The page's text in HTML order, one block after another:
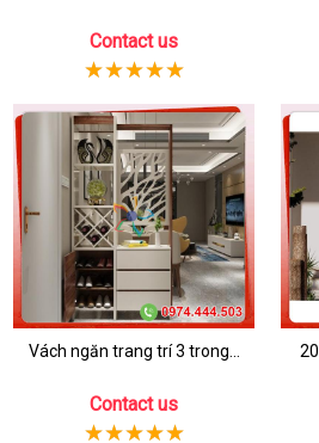
Contact us
Vách ngăn trang trí 3 trong...
Contact us